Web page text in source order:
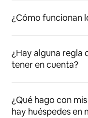
¿Cómo funcionan
¿Hay alguna regla
tener en cuenta?
¿Qué hago con
hay huéspedes en